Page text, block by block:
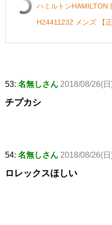
ハミルトンHAMILTON
H24411232 メンズ 【正
53: 名無しさん 2018/08/26(
チプカシ
54: 名無しさん 2018/08/26(
ロレックスほしい